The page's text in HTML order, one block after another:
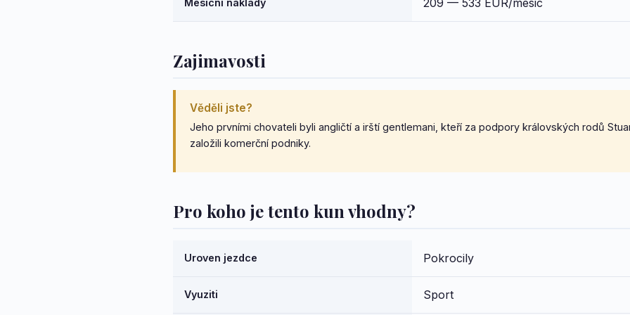
Mesicni naklady 209 — 533 EUR/mesic
Zajimavosti
Věděli jste?
Jeho prvními chovateli byli angličtí a irští gentlemani, kteří za podpory královských rodů
založili komerční podniky.
Pro koho je tento kun vhodny?
Uroven jezdce Pokrocily
Vyuziti Sport